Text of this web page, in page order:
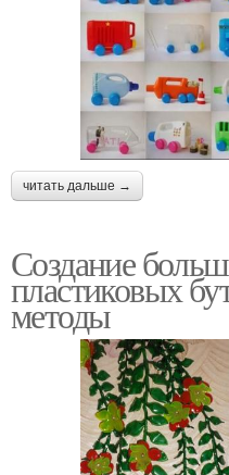
читать дальше →
Создание
пластиковых
методы